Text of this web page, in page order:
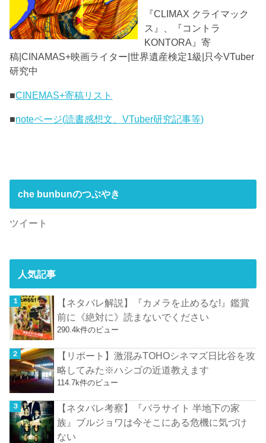
『CLIMAX クライマック
ス』、『コントラ
KONTORA』寄
稿|CINAMAS+映画ライター|世界遺産検定1級|只今VTuber
研究中
■CINEMAS+寄稿リスト
■noteページ(読書感想文、VTuber研究記事等)
che bunbunのつぶやき
ツイート
人気記事
【ネタバレ解説】『カメラを止めるな!』鑑賞
前に《絶対に》読まないでください
290.4k件のビュー
【リポート】激混みTOHOシネマズ日比谷を攻
略してみた※ハシゴの近道教えます
114.7k件のビュー
【ネタバレ考察】『パラサイト 半地下の家
族』ブルジョワは今そこにある危機に気づけ
ない